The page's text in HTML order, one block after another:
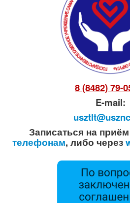
8 (8482) 79-
E-mail:
Записаться на
телефонам, либо через